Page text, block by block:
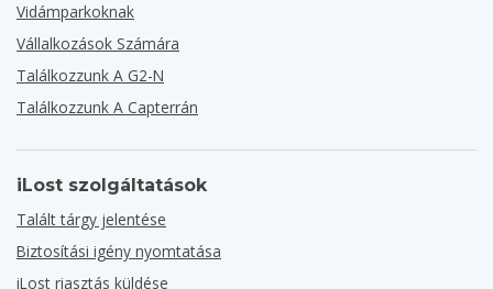
Vidámparkoknak
Vállalkozások Számára
Találkozzunk A G2-N
Találkozzunk A Capterrán
iLost szolgáltatások
Talált tárgy jelentése
Biztosítási igény nyomtatása
iLost riasztás küldése